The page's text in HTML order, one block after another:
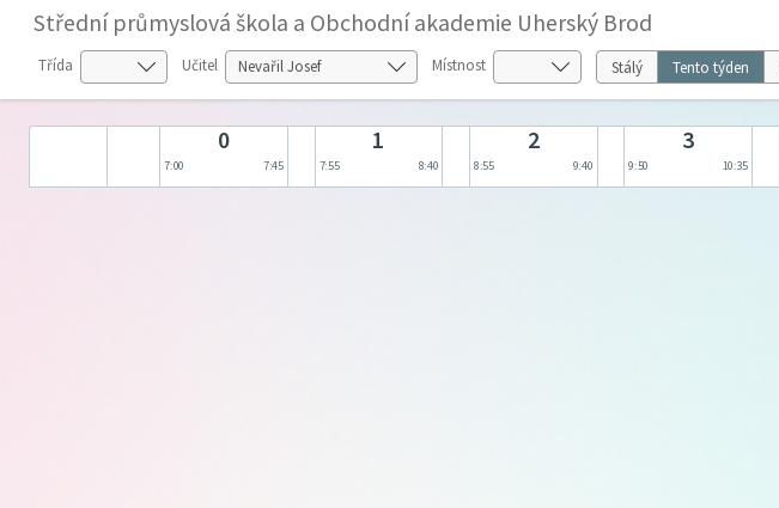
Střední průmyslová škola a Obchodní akademie Uherský Brod
Třída Učitel Místnost Stálý Tento týden
0
7:00 7:45
1
7:55 8:40
2
8:55 9:40
3
9:50 10:35